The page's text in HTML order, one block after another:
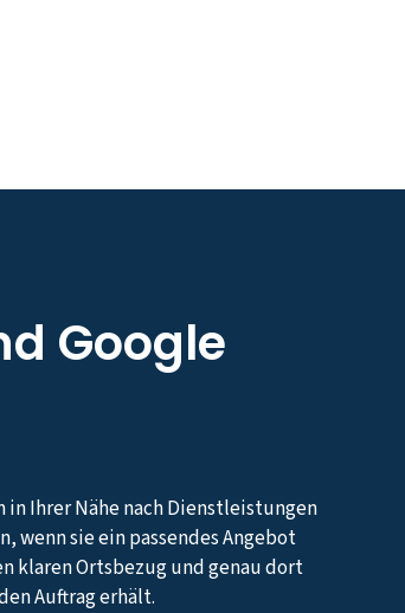
Google
in Ihrer Nähe nach Dienstleistungen
wenn sie ein passendes Angebot
klaren Ortsbezug und genau dort
Auftrag erhält.